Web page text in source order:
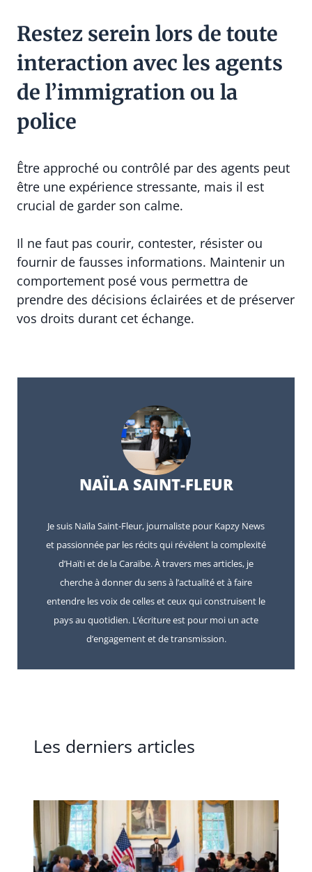
Restez serein lors de toute
interaction avec les agents
de l’immigration ou la
police
Être approché ou contrôlé par des agents peut
être une expérience stressante, mais il est
crucial de garder son calme.
Il ne faut pas courir, contester, résister ou
fournir de fausses informations. Maintenir un
comportement posé vous permettra de
prendre des décisions éclairées et de préserver
vos droits durant cet échange.
NAÏLA SAINT-FLEUR
Je suis Naïla Saint-Fleur, journaliste pour Kapzy News
et passionnée par les récits qui révèlent la complexité
d’Haïti et de la Caraïbe. À travers mes articles, je
cherche à donner du sens à l’actualité et à faire
entendre les voix de celles et ceux qui construisent le
pays au quotidien. L’écriture est pour moi un acte
d’engagement et de transmission.
Les derniers articles